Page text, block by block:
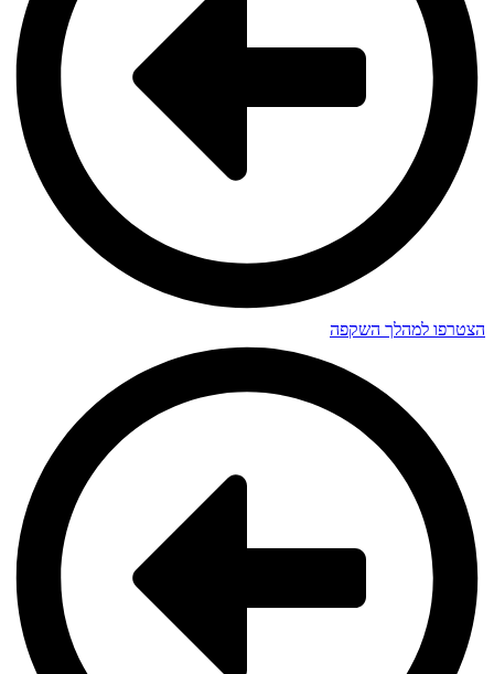
הצטרפו למהלך השקפה